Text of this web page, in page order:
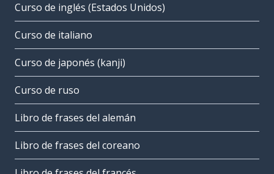
Curso de inglés (Estados Unidos)
Curso de italiano
Curso de japonés (kanji)
Curso de ruso
Libro de frases del alemán
Libro de frases del coreano